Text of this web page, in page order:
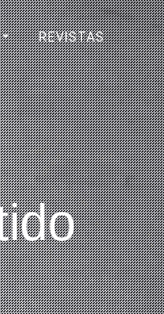
REVISTAS